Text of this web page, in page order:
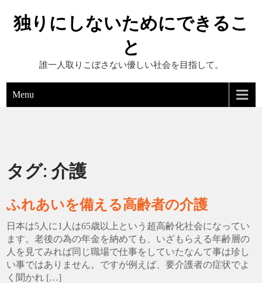
content独りにしないためにできるこ
と
誰一人取りこぼさない優しい社会を目指して。
Menu
タグ:介護
ふれあいを備える高齢者の介護
日本は5人に1人は65歳以上という超高齢化社会になってい
ます。老後の為の年金を納めても、いざもらえる年齢層の
人を見てみれば同じ職場で仕事をしていたなんて事は珍し
い事ではありません。ですが例えば、要介護者の症状でよ
く聞かれ […]